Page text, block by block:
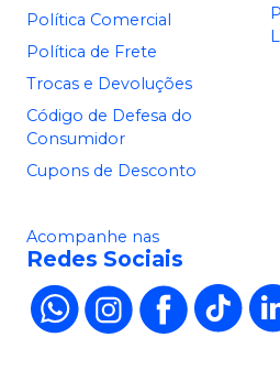
Política Comercial
Política de Frete
Trocas e Devoluções
Código de Defesa do
Consumidor
Cupons de Desconto
Acompanhe nas
Redes Sociais